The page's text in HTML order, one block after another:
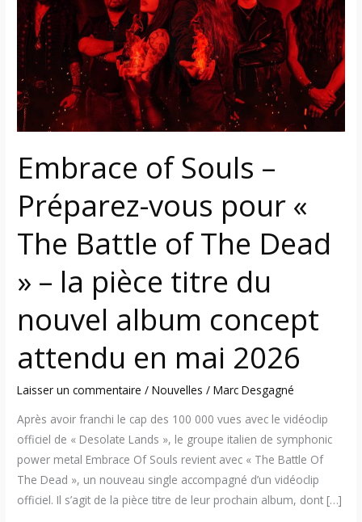
Embrace of Souls –
Préparez-vous pour «
The Battle of The Dead
» – la pièce titre du
nouvel album concept
attendu en mai 2026
Laisser un commentaire /Nouvelles /Marc Desgagné
Après avoir franchi le cap des 100 000 vues avec le vidéoclip
officiel de « Desolate Lands », le groupe italien de symphonic
power metal Embrace Of Souls revient avec « The Battle Of
The Dead », un nouveau single accompagné d’un vidéoclip
officiel. Il s’agit de la pièce titre de leur prochain album, dont […]
–
Préparez-
vous
pour
«
The
Battle
The
titre
nouvel
album
concept
attendu
mai